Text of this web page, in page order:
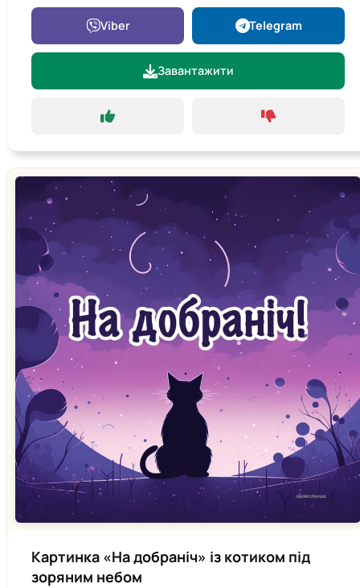
Viber Telegram
Завантажити
Картинка «На добраніч» із котиком під
зоряним небом